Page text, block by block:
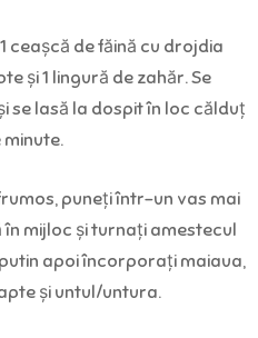
ceașcă de făină cu drojdia
și 1 lingură de zahăr. Se
se lasă la dospit în loc călduț
minute.
puneți într-un vas mai
mijloc și turnați amestecul
apoi încorporați maiaua,
și untul/untura.